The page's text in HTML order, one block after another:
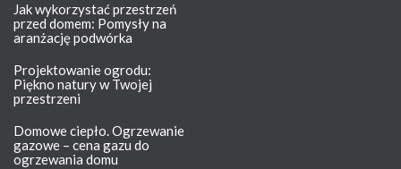
Jak wykorzystać przestrzeń
przed domem: Pomysły na
aranżację podwórka
Projektowanie ogrodu:
Piękno natury w Twojej
przestrzeni
Domowe ciepło. Ogrzewanie
gazowe – cena gazu do
ogrzewania domu